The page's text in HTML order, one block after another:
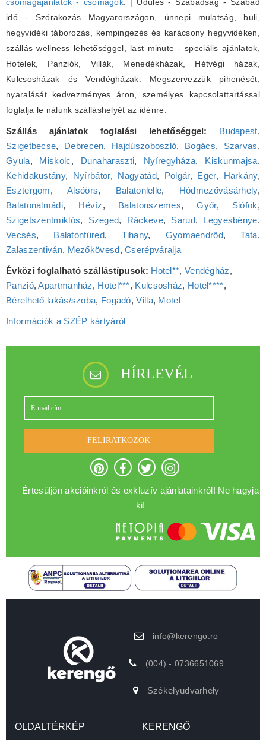
idő - Szórakozás Magyarországon, ünnepi mulatság, buli,
hegyvidéki táborozás, kempingezés és karácsony hegyvidéken,
szállás wellness lehetőséggel, last minute - speciális ajánlatok,
Hotelek, Panziók, Villák, Menedékházak, Hétvégi házak,
Kulcsosházak és Vendégházak. Megszervezzük pihenését,
nyaralását kedvezményes áron, személyes kapcsolattartással
foglalja le nálunk szálláshelyét az idénre.
Szállás ajánlatok foglalási lehetőséggel: Budapest,
Szigetbecse, Debrecen, Hajdúszoboszló, Bogács, Szarvas,
Gyula, Miskolc, Dunaharaszti, Nyíregyháza, Kiskunmajsa,
Kehidakustány, Nyírbátor, Nagyatád, Polgár, Eger, Harkány,
Esztergom,Alsóörs, Balatonlelle, Hódmezővásárhely,
Balatonalmádi, Hévíz, Balatonszemes,Győr, Siófok,
Szigetszentmiklós, Szeged, Ráckeve, Sarud, Legyesbénye,
Vecsés, Balatonfüred,Tihany, Gyomaendrőd,Tata,
Zalaszentiván, Mezőkövesd,Cserépváralja
Évközi foglalható szállástípusok: Hotel**, Vendégház,
Panzió,Apartmanház, Hotel***, Kulcsosház, Hotel****,
Bérelhető lakás/szoba, Fogadó,Villa, Motel
Információk a SZÉP kártyáról
HÍRLEVÉL
FELIRATKOZOK
Értesüljön akcióinkról és exkluzív ajánlatainkról! Ne hagyja
ki!
info@kerengo.ro
(004) - 0736651069
Székelyudvarhely
OLDALTÉRKÉP KERENGŐ